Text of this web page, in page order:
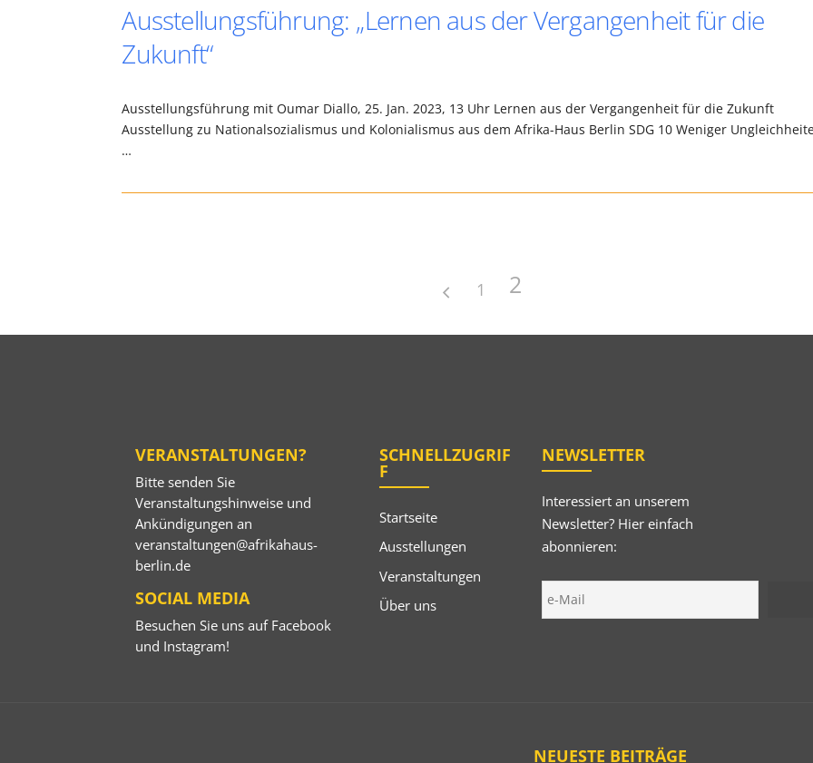
Ausstellungsführung: „Lernen aus der Vergangenheit für die
Zukunft“
Ausstellungsführung mit Oumar Diallo, 25. Jan. 2023, 13 Uhr Lernen aus der Vergangenheit für die Zukunft
Ausstellung zu Nationalsozialismus und Kolonialismus aus dem Afrika-Haus Berlin SDG 10 Weniger
…
1 2
VERANSTALTUNGEN?
Bitte senden Sie
Veranstaltungshinweise und
Ankündigungen an
veranstaltungen@afrikahaus-
berlin.de
SOCIAL MEDIA
Besuchen Sie uns auf Facebook
und Instagram!
SCHNELLZUGRIF
F
Startseite
Ausstellungen
Veranstaltungen
Über uns
NEWSLETTER
Interessiert an unserem
Newsletter? Hier einfach
abonnieren:
NEUESTE BEITRÄGE